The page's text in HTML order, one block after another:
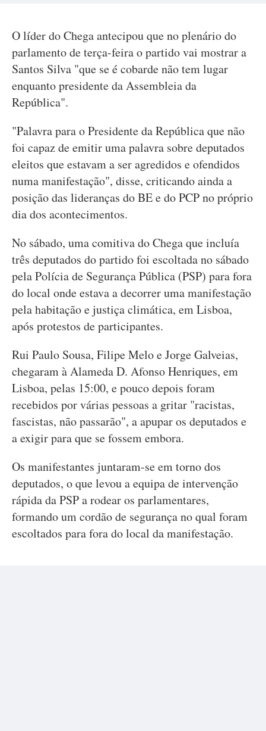
O líder do Chega antecipou que no plenário do
parlamento de terça-feira o partido vai mostrar a
Santos Silva "que se é cobarde não tem lugar
enquanto presidente da Assembleia da
República".
"Palavra para o Presidente da República que não
foi capaz de emitir uma palavra sobre deputados
eleitos que estavam a ser agredidos e ofendidos
numa manifestação", disse, criticando ainda a
posição das lideranças do BE e do PCP no próprio
dia dos acontecimentos.
No sábado, uma comitiva do Chega que incluía
três deputados do partido foi escoltada no sábado
pela Polícia de Segurança Pública (PSP) para fora
do local onde estava a decorrer uma manifestação
pela habitação e justiça climática, em Lisboa,
após protestos de participantes.
Rui Paulo Sousa, Filipe Melo e Jorge Galveias,
chegaram à Alameda D. Afonso Henriques, em
Lisboa, pelas 15:00, e pouco depois foram
recebidos por várias pessoas a gritar "racistas,
fascistas, não passarão", a apupar os deputados e
a exigir para que se fossem embora.
Os manifestantes juntaram-se em torno dos
deputados, o que levou a equipa de intervenção
rápida da PSP a rodear os parlamentares,
formando um cordão de segurança no qual foram
escoltados para fora do local da manifestação.